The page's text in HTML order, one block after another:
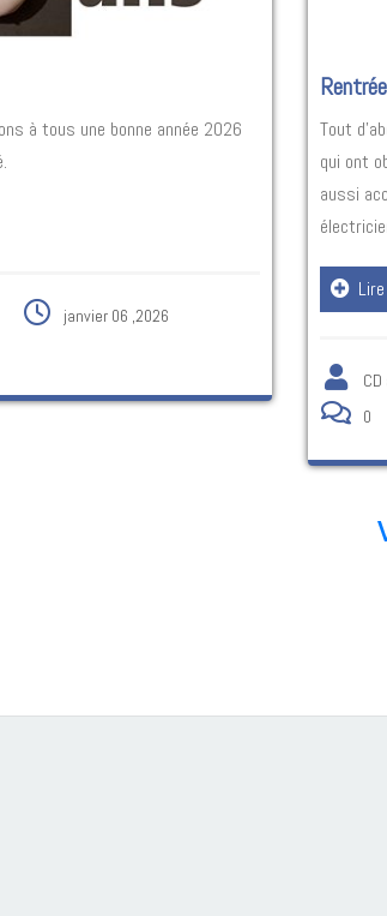
à tous une bonne année 2026
janvier 06 ,2026
Tout
qui ont
aussi
0